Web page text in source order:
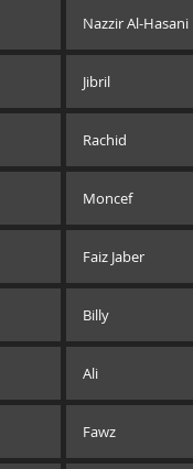
Nazzir Al-Hasani
Jibril
Rachid
Moncef
Faiz Jaber
Billy
Ali
Fawz